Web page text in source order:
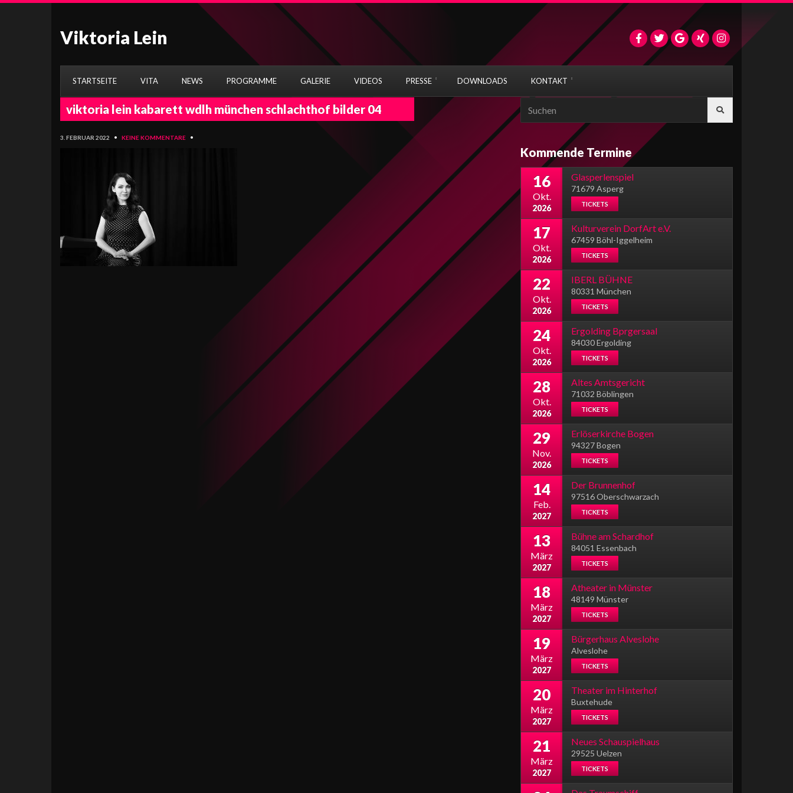
Viktoria Lein
STARTSEITE VITA NEWS PROGRAMME GALERIE VIDEOS PRESSE DOWNLOADS KONTAKT
viktoria lein kabarett wdlh münchen schlachthof bilder 04
3. FEBRUAR 2022 • KEINE KOMMENTARE •
Search
for:
Kommende Termine
16
Okt.
2026
Glasperlenspiel
71679 Asperg
TICKETS
17
Okt.
2026
Kulturverein DorfArt e.V.
67459 Böhl-Iggelheim
TICKETS
22
Okt.
2026
IBERL BÜHNE
80331 München
TICKETS
24
Okt.
2026
Ergolding Bprgersaal
84030 Ergolding
TICKETS
28
Okt.
2026
Altes Amtsgericht
71032 Böblingen
TICKETS
29
Nov.
2026
Erlöserkirche Bogen
94327 Bogen
TICKETS
14
Feb.
2027
Der Brunnenhof
97516 Oberschwarzach
TICKETS
13
März
2027
Bühne am Schardhof
84051 Essenbach
TICKETS
18
März
2027
Atheater in Münster
48149 Münster
TICKETS
19
März
2027
Bürgerhaus Alveslohe
Alveslohe
TICKETS
20
März
2027
Theater im Hinterhof
Buxtehude
TICKETS
21
März
2027
Neues Schauspielhaus
29525 Uelzen
TICKETS